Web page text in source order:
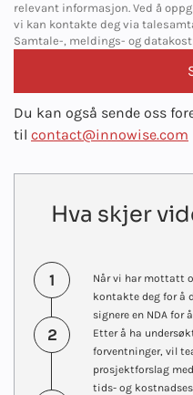
relevant informasjon. Ved å
vi kan kontakte deg via
Samtale-, meldings- og
Du kan også sende oss
til contact@innowise.com
Hva skjer
1
Når vi har mottatt
kontakte deg for å
signere en NDA for
2
Etter å ha
forventninger, vil
prosjektforslag
tids- og